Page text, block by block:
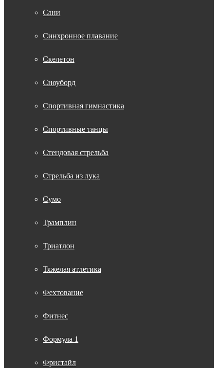
Сани
Синхронное плавание
Скелетон
Сноуборд
Спортивная гимнастика
Спортивные танцы
Стендовая стрельба
Стрельба из лука
Сумо
Трамплин
Триатлон
Тяжелая атлетика
Фехтование
Фитнес
Формула 1
Фристайл